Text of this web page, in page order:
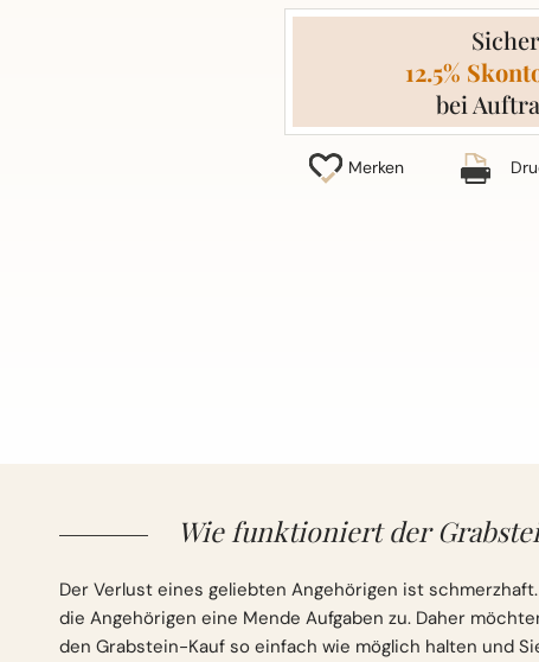
12.5%
bei
Merken
Wie funktioniert der
Der Verlust eines geliebten Angehörigen ist
die Angehörigen eine Mende Aufgaben zu. Daher
den Grabstein-Kauf so einfach wie möglich halten und